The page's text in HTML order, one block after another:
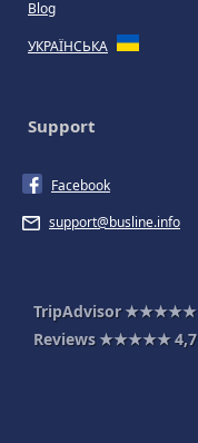
Blog
УКРАЇНСЬКА
Support
Facebook
support@busline.info
TripAdvisor ★★★★★
Reviews ★★★★★4,7